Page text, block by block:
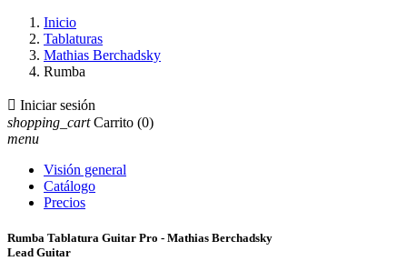
Inicio
Tablaturas
Mathias Berchadsky
Rumba
 Iniciar sesión
shopping_cart Carrito (0)
menu
Visión general
Catálogo
Precios
Rumba Tablatura Guitar Pro - Mathias Berchadsky
Lead Guitar